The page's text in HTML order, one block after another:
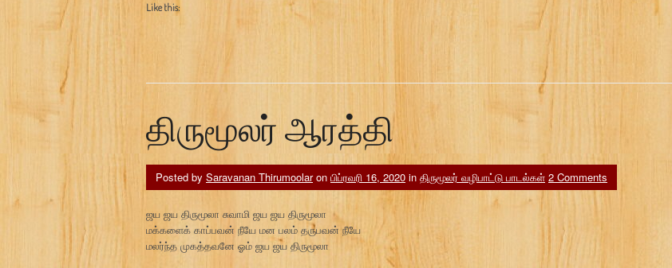
Like this:
திருமூலர் ஆரத்தி
Posted by Saravanan Thirumoolaron பிப்ரவரி 16, 2020 in திருமூலர் வழிபாட்டு பாடல்கள் 2 Comments
ஜய ஜய திருமூலா சுவாமி ஜய ஜய திருமூலா
மக்களைக் காப்பவன் நீயே மன பலம் தருபவன் நீயே
மலர்ந்த முகத்தவனே ஓம் ஜய ஜய திருமூலா